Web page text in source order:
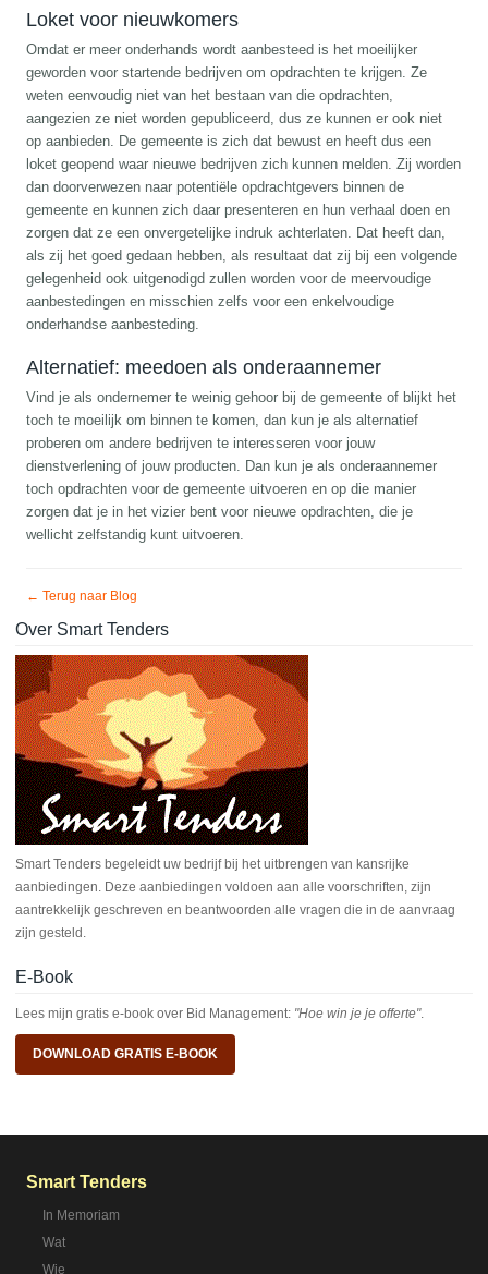
Loket voor nieuwkomers
Omdat er meer onderhands wordt aanbesteed is het moeilijker
geworden voor startende bedrijven om opdrachten te krijgen. Ze
weten eenvoudig niet van het bestaan van die opdrachten,
aangezien ze niet worden gepubliceerd, dus ze kunnen er ook niet
op aanbieden. De gemeente is zich dat bewust en heeft dus een
loket geopend waar nieuwe bedrijven zich kunnen melden. Zij worden
dan doorverwezen naar potentiële opdrachtgevers binnen de
gemeente en kunnen zich daar presenteren en hun verhaal doen en
zorgen dat ze een onvergetelijke indruk achterlaten. Dat heeft dan,
als zij het goed gedaan hebben, als resultaat dat zij bij een volgende
gelegenheid ook uitgenodigd zullen worden voor de meervoudige
aanbestedingen en misschien zelfs voor een enkelvoudige
onderhandse aanbesteding.
Alternatief: meedoen als onderaannemer
Vind je als ondernemer te weinig gehoor bij de gemeente of blijkt het
toch te moeilijk om binnen te komen, dan kun je als alternatief
proberen om andere bedrijven te interesseren voor jouw
dienstverlening of jouw producten. Dan kun je als onderaannemer
toch opdrachten voor de gemeente uitvoeren en op die manier
zorgen dat je in het vizier bent voor nieuwe opdrachten, die je
wellicht zelfstandig kunt uitvoeren.
← Terug naar Blog
Over Smart Tenders
Smart Tenders begeleidt uw bedrijf bij het uitbrengen van kansrijke
aanbiedingen. Deze aanbiedingen voldoen aan alle voorschriften, zijn
aantrekkelijk geschreven en beantwoorden alle vragen die in de aanvraag
zijn gesteld.
E-Book
Lees mijn gratis e-book over Bid Management: "Hoe win je je offerte".
DOWNLOAD GRATIS E-BOOK
Smart Tenders
In Memoriam
Wat
Wie